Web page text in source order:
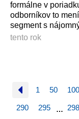
formálne v
odborníkov to
segment s
tento rok
1 50 100
290 295 … 298